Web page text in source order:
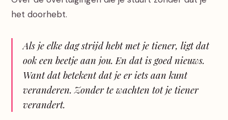
het doorhebt.
Als je elke dag strijd hebt met je tiener, ligt dat
ook een beetje aan jou. En dat is goed nieuws.
Want dat betekent dat je er iets aan kunt
veranderen. Zonder te wachten tot je tiener
verandert.